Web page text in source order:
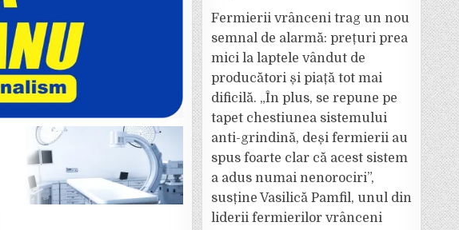
Fermierii vrânceni trag un nou
semnal de alarmă: prețuri prea
mici la laptele vândut de
producători și piață tot mai
dificilă. „În plus, se repune pe
tapet chestiunea sistemului
anti-grindină, deși fermierii au
spus foarte clar că acest sistem
a adus numai nenorociri”,
susține Vasilică Pamfil, unul din
liderii fermierilor vrânceni